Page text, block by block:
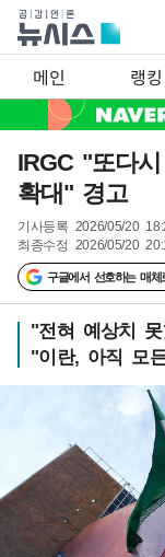
메인 랭킹
IRGC "또다
확대" 경고
기사등록 2026/05/20
최종수정 2026/05/20
구글에서 선호하는 매체
"전혀 예상치
"이란, 아직 모